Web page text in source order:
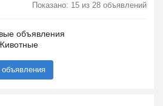
Показано: 15 из 28 объявлений
объявления